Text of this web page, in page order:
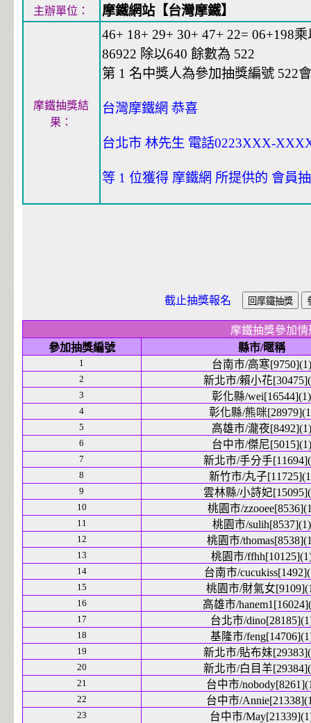
主辦單位： 摩鐵網站【台灣摩鐵】
摩鐵抽獎結
果：
46+ 18+ 29+ 30+ 47+ 22= 06+198
86922 除以640 餘數為 522
第 1 名中獎人為參加抽獎編號 522
台灣摩鐵網 恭喜
台北市 林先生 電話0223XXX-
等 1 位獲得 摩鐵網 所提供的 會員
截止抽獎報名
摩鐵抽獎參加情
參加抽獎編號
縣市/暱稱
1 台南市/高寒[9750](1)
2 新北市/賴小花
3 彰化縣/wei[16544](1)
4 彰化縣/熊咪
5 高雄市/瀧夜[8492](1)
6 台中市/傑尼[5015](1)
7 新北市/手分手
8 新竹市/丸子
9 雲林縣/小詩妃
10 桃園市/
11 桃園市/sulih[8537](1)
12 桃園市/
13 桃園市/
14 台南市/
15 桃園市/財氣女
16 高雄市/
17 台北市/
18 基隆市/
19 新北市/貼布妹
20 新北市/白目羊
21 台中市/
22 台中市/
23 台中市/